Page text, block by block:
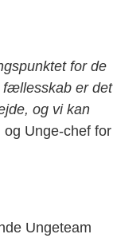
for de
fællesskab er det
og vi kan
Unge-chef for
Ungeteam